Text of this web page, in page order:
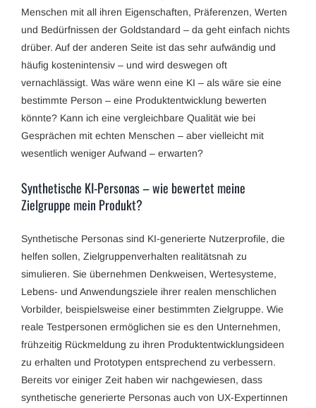
Menschen mit all ihren Eigenschaften, Präferenzen, Werten
und Bedürfnissen der Goldstandard – da geht einfach nichts
drüber. Auf der anderen Seite ist das sehr aufwändig und
häufig kostenintensiv – und wird deswegen oft
vernachlässigt. Was wäre wenn eine KI – als wäre sie eine
bestimmte Person – eine Produktentwicklung bewerten
könnte? Kann ich eine vergleichbare Qualität wie bei
Gesprächen mit echten Menschen – aber vielleicht mit
wesentlich weniger Aufwand – erwarten?
Synthetische KI-Personas – wie bewertet meine
Zielgruppe mein Produkt?
Synthetische Personas sind KI-generierte Nutzerprofile, die
helfen sollen, Zielgruppenverhalten realitätsnah zu
simulieren. Sie übernehmen Denkweisen, Wertesysteme,
Lebens- und Anwendungsziele ihrer realen menschlichen
Vorbilder, beispielsweise einer bestimmten Zielgruppe. Wie
reale Testpersonen ermöglichen sie es den Unternehmen,
frühzeitig Rückmeldung zu ihren Produktentwicklungsideen
zu erhalten und Prototypen entsprechend zu verbessern.
Bereits vor einiger Zeit haben wir nachgewiesen, dass
synthetische generierte Personas auch von UX-Expertinnen